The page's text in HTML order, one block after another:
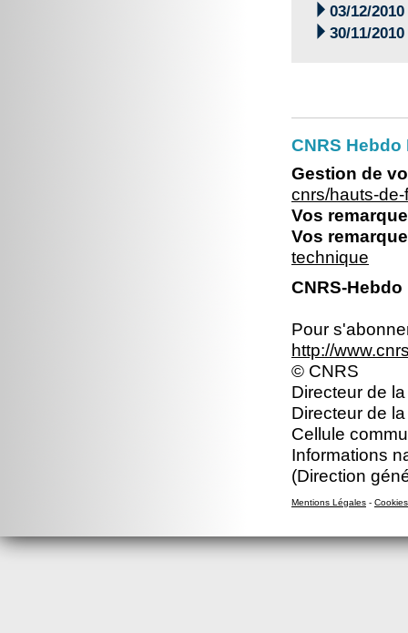
 03/12/2010
 30/11/2010
CNRS
Gestion de
cnrs/hauts-
Vos
Vos
technique
CNRS-
Pour
http://
© CNRS
Directeur de
Directeur de
Cellule
Informations
(Direction
Mentions Légales - Cookies